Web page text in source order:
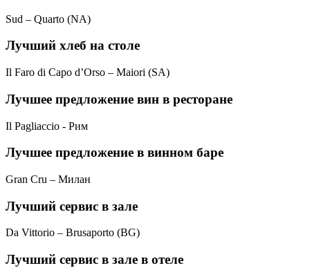
Sud – Quarto (NA)
Лучший хлеб на столе
Il Faro di Capo d’Orso – Maiori (SA)
Лучшее предложение вин в ресторане
Il Pagliaccio - Рим
Лучшее предложение в винном баре
Gran Cru – Милан
Лучший сервис в зале
Da Vittorio – Brusaporto (BG)
Лучший сервис в зале в отеле